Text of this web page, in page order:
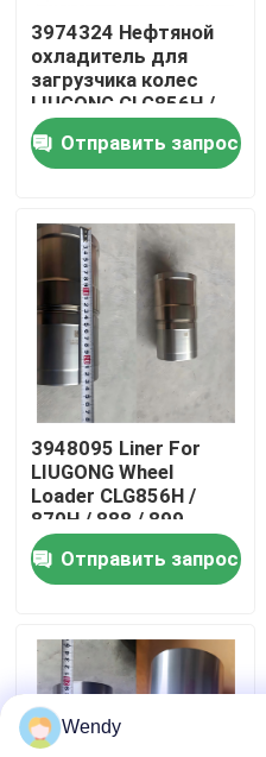
Дом
Продукты
Видео
О нас
Путешествие фабрики
Проверка качества
Свяжитесь мы
Случаи
Блог
3974324 Нефтяной
охладитель для
загрузчика колес
LIUGONG CLG856H /
870H / 888 / 899
Двигатель 6CT8.3 /
6CTA8.3 ISL9 / QSL9
Отправить запрос
3948095 Liner For
LIUGONG Wheel
Loader CLG856H /
870H / 888 / 899
Excavator 939E/945E
Engine 6CT8.3 /
6CTA8.3 / 6CTAA8.3
Отправить запрос
Wendy